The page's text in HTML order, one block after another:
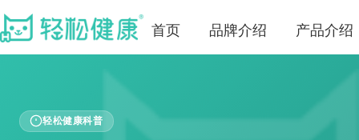
首页 品牌介绍 产品介绍
轻松健康科普